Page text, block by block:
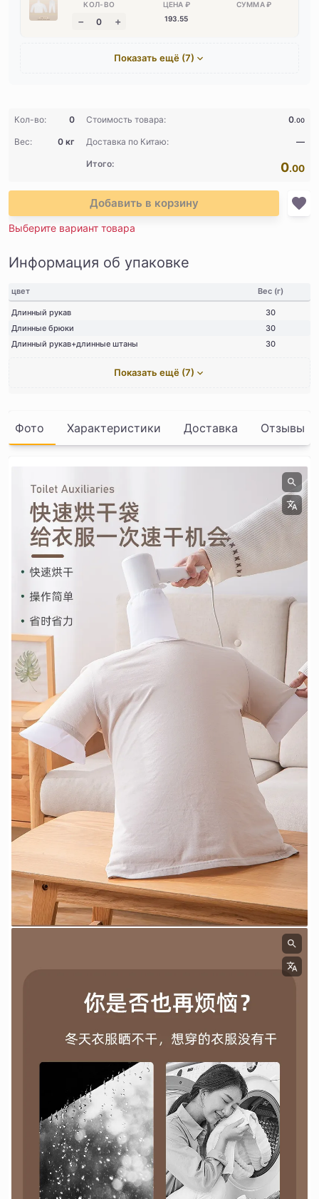
193.55
Показать ещё (7)
Кол-во: 0 Стоимость товара: 0.00
Вес: 0 кг Доставка по Китаю: —
Итого: 0.00
Добавить в корзину
Выберите вариант товара
Информация об упаковке
цвет Вес (г)
Длинный рукав
30
Длинные брюки
30
Длинный рукав+длинные штаны
30
Показать ещё (7)
Фото Характеристики Доставка Отзывы